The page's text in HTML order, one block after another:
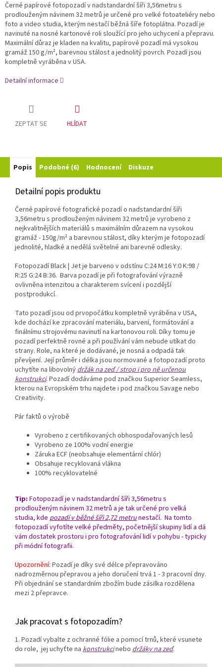
Černé papírové fotopozadí v nadstandardní šíři 3,56metru s
prodlouženým návinem 32 metrů je určené pro velké fotoateliéry nebo
foto a video studia, kterým nestačí běžná šíře fotoplátna. Pozadí je
navinuté na nosné kartonové roli sloužící pro jeho uchycení a přepravu.
Maximální důraz je kladen na kvalitu, papírové pozadí má vysokou
gramáž 150 g/m², barevnou stálost a jednolitý povrch. Pozadí jsou
kompletně vyráběna v USA.
Detailní informace
ZEPTAT SE HLÍDAT
Popis Podobné (6) Hodnocení Diskuze
Detailní popis produktu
Černé papírové fotografické pozadí o nadstandardní šíři
3,56metru s prodlouženým návinem 32 metrů je vyrobeno z
nejkvalitnějších materiálů s maximálním důrazem na vysokou
gramáž - 150g/m² a barevnou stálost, díky kterým je fotopozadí
jednolité, hladké a nedělá světelné ani barevné odlesky.
Fotopozadí Black | Jet je barveno v odstínu C:24 M:16 Y:0 K:98 /
R:25 G:24 B:36. Barva pozadí je při fotografování výrazně
ovlivněna intenzitou a charakterem svícení i pozdější
postprodukcí.
Tato pozadí jsou od prvopočátku kompletně vyráběna v USA,
kde dochází ke zpracování materiálu, barvení, formátování a
finálnímu strojovému navinutí na kartonovou roli. Díky tomu je
pozadí perfektně rovné a při používání vám nebude utíkat do
strany. Role, na které je dodávané, je nosná a odpadá tak
převíjení. Její průměr i délka jsou normované a fotopozadí proto
uchytíte na libovolnýdržák na zeď / strop i pro ně určenou
konstrukci. Pozadí dodáváme pod značkou Superior Seamless,
kterou na Evropském trhu najdete i pod značkou Savage nebo
Creativity.
Pár faktů o výrobě
Vyrobeno z certifikovaných obhospodařovaných lesů
Vyrobeno ze 100% vodní energie
Záruka ECF (neobsahuje elementární chlór)
Obsahuje recyklovaná vlákna
100% recyklovatelné
Tip: Fotopozadí je v nadstandardní šíři 3,56metru s
prodlouženým návinem 32 metrů a je tak určené pro velká
studia, kde pozadí v běžné šíři 2,72 metrunestačí. Na tomto
fotopozadí vyfotíte velké předměty, početnější skupiny lidí a dá
vám dostatek prostoru i pro fotografování lidí v pohybu - typicky
při módní fotografii.
Upozornění: Pozadí je díky své délce přepravováno
nadrozměrnou přepravou a jeho doručení trvá 1 - 3 pracovní dny.
Při objednání se standardním zbožím bude zásilka rozdělena
mezi 2 přepravce.
Jak pracovat s fotopozadím?
1. Pozadí vybalte z ochranné fólie a pomocí trnů, které vsunete
do role, jej uchyťte na konstrukcinebo držáky na zeď.